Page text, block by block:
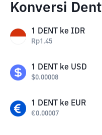
Konversi Dent
1 DENT ke IDR
Rp1.45
1 DENT ke USD
$0.00008
1 DENT ke EUR
€0.00007